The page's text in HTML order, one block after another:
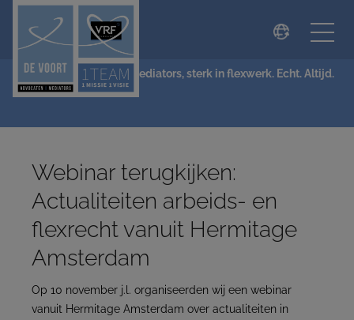
De Voort Advocaten | Mediators, sterk in flexwerk. Echt. Altijd.
Webinar terugkijken:
Actualiteiten arbeids- en
flexrecht vanuit Hermitage
Amsterdam
Op 10 november j.l. organiseerden wij een webinar
vanuit Hermitage Amsterdam over actualiteiten in